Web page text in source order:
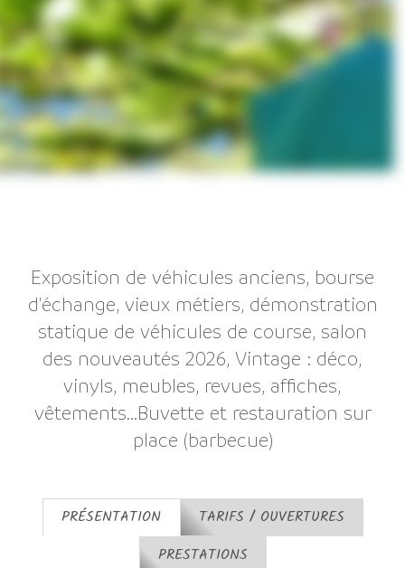
Exposition de véhicules anciens, bourse
d'échange, vieux métiers, démonstration
statique de véhicules de course, salon
des nouveautés 2026, Vintage : déco,
vinyls, meubles, revues, affiches,
vêtements...Buvette et restauration sur
place (barbecue)
PRÉSENTATION
TARIFS / OUVERTURES
PRESTATIONS